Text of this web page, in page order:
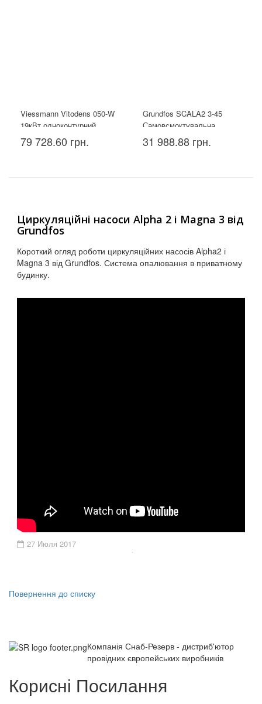
Viessmann Vitodens 050-W
19кВт одноконтурний
79 728.60 грн.
Grundfos SCALA2 3-45
Самовсмоктувальна
насосна установка
31 988.88 грн.
Циркуляційні насоси Alpha 2 і Magna 3 від
Grundfos
Короткий огляд роботи циркуляційних насосів Alpha2 і
Magna 3 від Grundfos. Система опалювання в приватному
будинку.
27 Июля 2017
Повернення до списку
Компанія Снаб-Резерв - дистриб'ютор
провідних європейських виробників
Корисні Посилання